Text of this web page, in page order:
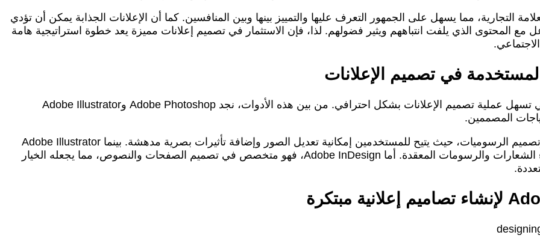
التجارية، مما يسهل على الجمهور التعرف عليها والتمييز بينها وبين المنافسين. كما أن الإعلانات الجذابة يمكن أن تؤدي
مع المحتوى الذي يلفت انتباههم ويثير فضولهم. لذا، فإن الاستثمار في تصميم إعلانات مميزة يعد خطوة استراتيجية هامة
في تصميم الإعلانات
تقدم شركة أدوبي مجموعة من الأدوات الذكية والمرخصة التي تسهل عملية تصميم الإعلانات بشكل احترافي. من بين هذه الأدوات، نجد Adobe Photoshop وAdobe Illustrator
Adobe Photoshop هو الأداة الأكثر شهرة في تحرير الصور وتصميم الرسوميات، حيث يتيح للمستخدمين إمكانية تعديل الصور وإضافة تأثيرات بصرية مدهشة. بينما Adobe Illustrator
يركز على تصميم الرسوميات المتجهة، مما يجعله مثاليًا لإنشاء الشعارات والرسومات المعقدة. أما Adobe InDesign، فهو متخصص في تصميم الصفحات والنصوص، مما يجعله الخيار